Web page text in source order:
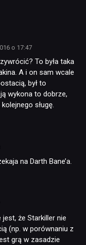
o 17:47
To była taka
A i on sam wcale
był to
wykona to dobrze,
sługę.
na Darth Bane’a.
że Starkiller nie
(np. w porównaniu z
grą w zasadzie